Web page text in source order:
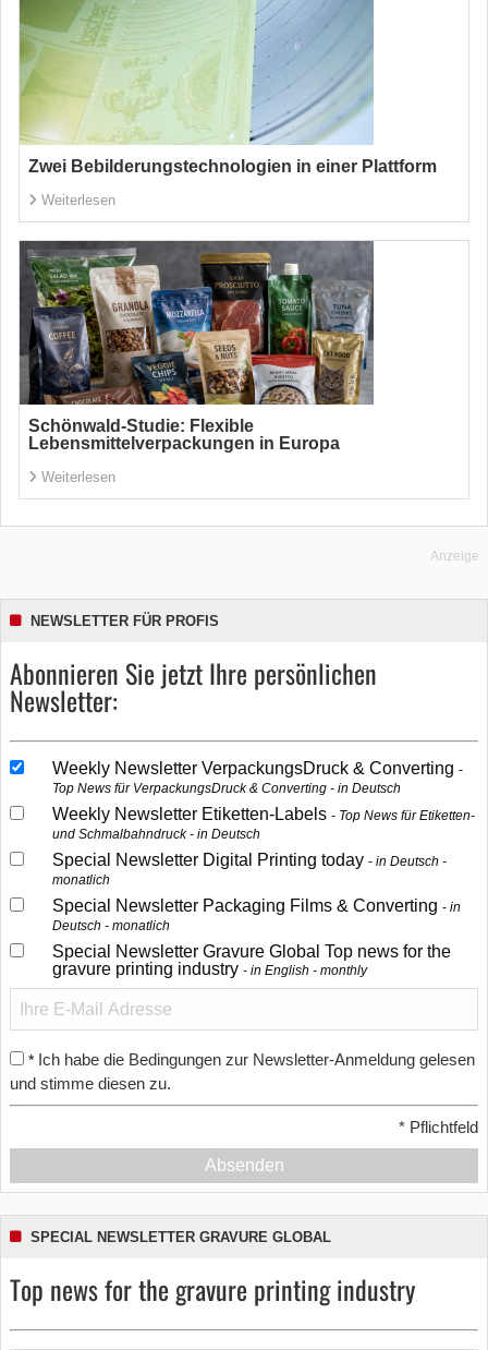
Zwei Bebilderungstechnologien in einer Plattform
Weiterlesen
Schönwald-Studie: Flexible
Lebensmittelverpackungen in Europa
Weiterlesen
Anzeige
NEWSLETTER FÜR PROFIS
Abonnieren Sie jetzt Ihre persönlichen
Newsletter:
Weekly Newsletter VerpackungsDruck & Converting
Top News für VerpackungsDruck & Converting - in Deutsch
Weekly Newsletter Etiketten-Labels
Top News für Etiketten-
und Schmalbahndruck - in Deutsch
Special Newsletter Digital Printing today
in Deutsch -
monatlich
Special Newsletter Packaging Films & Converting
in
Deutsch - monatlich
Special Newsletter Gravure Global Top news for the
gravure printing industry
in English - monthly
* Ich habe die Bedingungen zur Newsletter-Anmeldung gelesen
und stimme diesen zu.
* Pflichtfeld
Absenden
SPECIAL NEWSLETTER GRAVURE GLOBAL
Top news for the gravure printing industry